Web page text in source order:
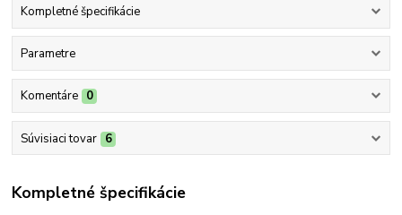
Kompletné špecifikácie
Parametre
Komentáre 0
Súvisiaci tovar 6
Kompletné špecifikácie